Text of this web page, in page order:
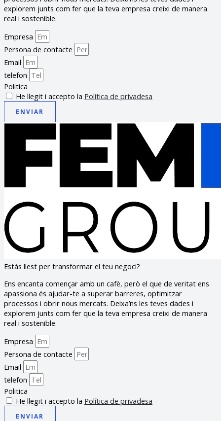
explorem junts com fer que la teva empresa creixi de manera
real i sostenible.
Empresa
Persona de contacte
Email
telefon
Politica
He llegit i accepto la Política de privadesa
ENVIAR
Estàs llest per transformar el teu negoci?
Ens encanta començar amb un cafè, però el que de veritat ens
apassiona és ajudar-te a superar barreres, optimitzar
processos i obrir nous mercats. Deixa’ns les teves dades i
explorem junts com fer que la teva empresa creixi de manera
real i sostenible.
Empresa
Persona de contacte
Email
telefon
Politica
He llegit i accepto la Política de privadesa
ENVIAR